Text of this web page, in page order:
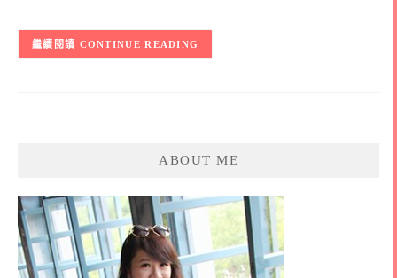
CONTINUE READING
ABOUT ME